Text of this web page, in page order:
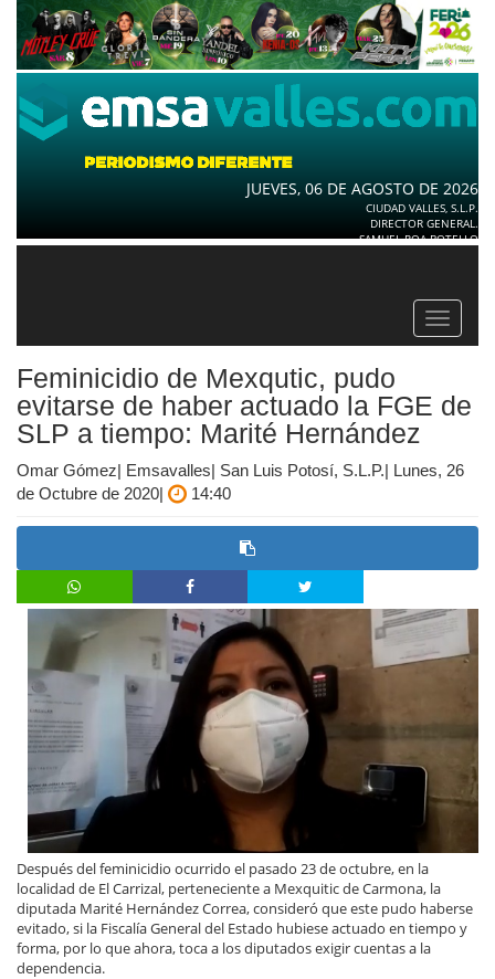
JUEVES, 06 DE AGOSTO DE 2026
CIUDAD VALLES, S.L.P.
DIRECTOR GENERAL.
SAMUEL ROA BOTELLO
Toggle
Feminicidio de Mexqutic, pudo
evitarse de haber actuado la FGE de
SLP a tiempo: Marité Hernández
Omar Gómez| Emsavalles| San Luis Potosí, S.L.P.| Lunes, 26
de Octubre de 2020|
14:40
Después del feminicidio ocurrido el pasado 23 de octubre, en la
localidad de El Carrizal, perteneciente a Mexquitic de Carmona, la
diputada Marité Hernández Correa, consideró que este pudo haberse
evitado, si la Fiscalía General del Estado hubiese actuado en tiempo y
forma, por lo que ahora, toca a los diputados exigir cuentas a la
dependencia.